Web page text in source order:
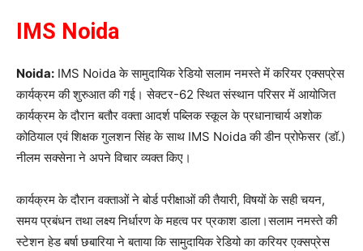
IMS Noida
Noida: IMS Noida के सामुदायिक रेडियो सलाम नमस्ते में करियर एक्सप्रेस
कार्यक्रम की शुरुआत की गई। सेक्टर-62 स्थित संस्थान परिसर में आयोजित
कार्यक्रम के दौरान बतौर वक्ता आदर्श पब्लिक स्कूल के प्रधानाचार्य अशोक
कोठियाल एवं शिक्षक गुलशन सिंह के साथ IMS Noida की डीन प्रोफेसर (डॉ.)
नीलम सक्सेना ने अपने विचार व्यक्त किए।
कार्यक्रम के दौरान वक्ताओं ने बोर्ड परीक्षाओं की तैयारी, विषयों के सही चयन,
समय प्रबंधन तथा लक्ष्य निर्धारण के महत्व पर प्रकाश डाला।सलाम नमस्ते की
स्टेशन हेड बर्षा छबारिया ने बताया कि सामुदायिक रेडियो का करियर एक्सप्रेस